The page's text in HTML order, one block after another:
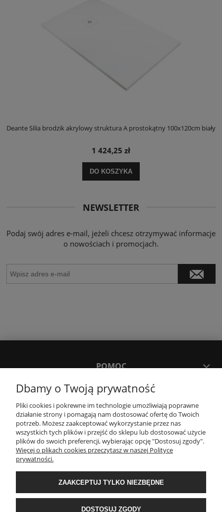
Deante Silia brodzik akrylowy struktura A prostokątny 100x120cm biały
1 424,25 zł
DO KOSZYKA
NEWSLETTER
Podaj swój adres e-mail, jeżeli chcesz otrzymywać informacje
o nowościach i promocjach.
POMOC
MOJE KONTO
PŁATNOŚCI I DOSTAWA
KONTAKT
Wyposażenie łazienek Łazienki.eco | Pawła 23, 41-708 Ruda Śląska | E-mail:
sklep@lazienki.eco | Tel.: 600 012 164 lub 600 012 159 | TGS Przemysław
Stoń | NIP: 6312213594 | REGON: 276403698
Dbamy o Twoją prywatność
Pliki cookies i pokrewne im technologie umożliwiają poprawne
działanie strony i pomagają nam dostosować ofertę do Twoich
potrzeb. Możesz zaakceptować wykorzystanie przez nas
wszystkich tych plików i przejść do sklepu lub dostosować użycie
plików do swoich preferencji, wybierając opcję "Dostosuj zgody".
Więcej o plikach cookies przeczytasz w naszej Polityce
prywatności.
ZAAKCEPTUJ TYLKO NIEZBĘDNE
DOSTOSUJ ZGODY